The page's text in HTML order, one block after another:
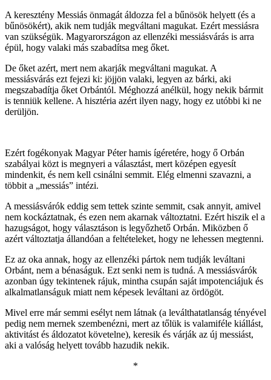
A keresztény Messiás önmagát áldozza fel a bűnösök helyett (és a
bűnösökért), akik nem tudják megváltani magukat. Ezért messiásra
van szükségük. Magyarországon az ellenzéki messiásvárás is arra
épül, hogy valaki más szabadítsa meg őket.
De őket azért, mert nem akarják megváltani magukat. A
messiásvárás ezt fejezi ki: jöjjön valaki, legyen az bárki, aki
megszabadítja őket Orbántól. Méghozzá anélkül, hogy nekik bármit
is tenniük kellene. A hisztéria azért ilyen nagy, hogy ez utóbbi ki ne
derüljön.
Ezért fogékonyak Magyar Péter hamis ígéretére, hogy ő Orbán
szabályai közt is megnyeri a választást, mert középen egyesít
mindenkit, és nem kell csinálni semmit. Elég elmenni szavazni, a
többit a „messiás” intézi.
A messiásvárók eddig sem tettek szinte semmit, csak annyit, amivel
nem kockáztatnak, és ezen nem akarnak változtatni. Ezért hiszik el a
hazugságot, hogy választáson is legyőzhető Orbán. Miközben ő
azért változtatja állandóan a feltételeket, hogy ne lehessen megtenni.
Ez az oka annak, hogy az ellenzéki pártok nem tudják leváltani
Orbánt, nem a bénaságuk. Ezt senki nem is tudná. A messiásvárók
azonban úgy tekintenek rájuk, mintha csupán saját impotenciájuk és
alkalmatlanságuk miatt nem képesek leváltani az ördögöt.
Mivel erre már semmi esélyt nem látnak (a leválthatatlanság tényével
pedig nem mernek szembenézni, mert az tőlük is valamiféle kiállást,
aktivitást és áldozatot követelne), keresik és várják az új messiást,
aki a valóság helyett tovább hazudik nekik.
*